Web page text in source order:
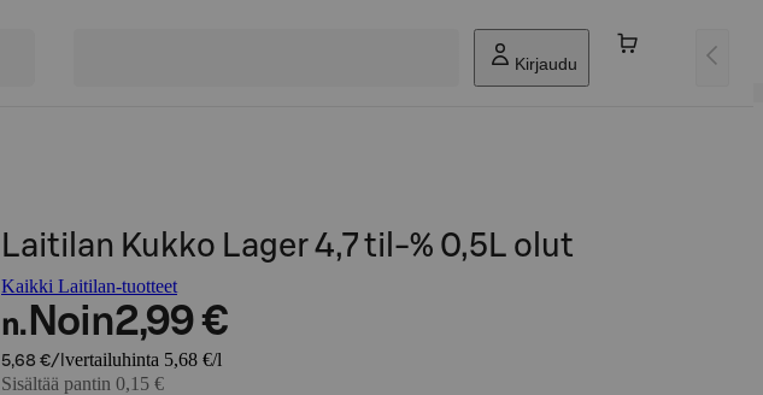
Kirjaudu
Laitilan Kukko Lager 4,7 til-% 0,5L olut
Kaikki Laitilan-tuotteet
n. Noin2,99 €
5,68 €/l vertailuhinta 5,68 €/l
Sisältää pantin 0,15 €